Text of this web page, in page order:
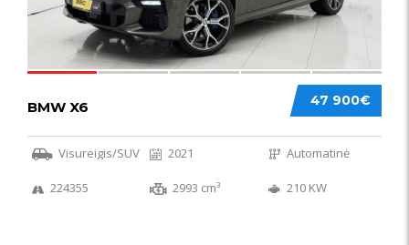
47 900€
BMW X6
Visureigis/SUV 2021 Automatinė
224355 2993 cm³ 210 KW